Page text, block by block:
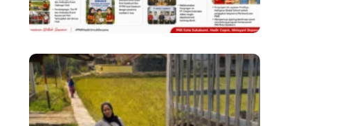
Ketika Kemarau Menguji, Kisah
Perjuangan Warga Cikundul